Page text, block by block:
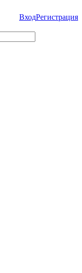
ВходРегистрация